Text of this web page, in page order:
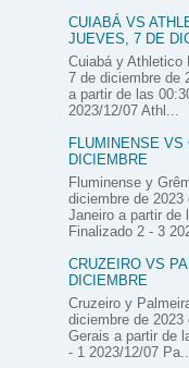
CUIABÁ VS
JUEVES, 7 DE
Cuiabá y Athletico
7 de diciembre de
a partir de las
2023/12/07 Athl...
FLUMINENSE
DICIEMBRE
Fluminense y
diciembre de
Janeiro a partir de
Finalizado 2 - 3
CRUZEIRO VS
DICIEMBRE
Cruzeiro y
diciembre de
Gerais a partir de
- 1 2023/12/07